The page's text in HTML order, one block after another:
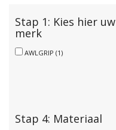
Stap 1: Kies hier uw
merk
AWLGRIP (1)
Stap 4: Materiaal